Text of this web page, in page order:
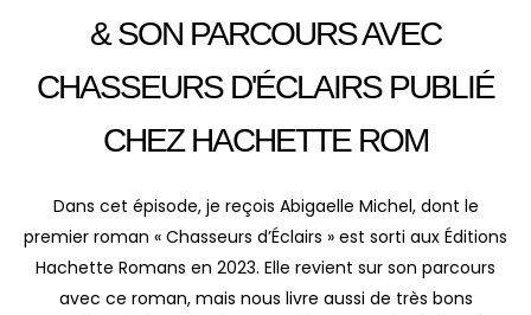
& SON PARCOURS AVEC
CHASSEURS D'ÉCLAIRS PUBLIÉ
CHEZ HACHETTE ROM
Dans cet épisode, je reçois Abigaelle Michel, dont le
premier roman « Chasseurs d’Éclairs » est sorti aux Éditions
Hachette Romans en 2023. Elle revient sur son parcours
avec ce roman, mais nous livre aussi de très bons